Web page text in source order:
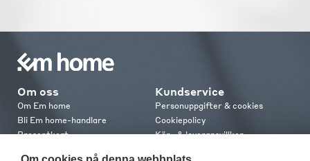
Om oss
Om Em home
Bli Em home-handlare
Presentkort
Kundservice
Personuppgifter & cookies
Cookiepolicy
Köp- & leveransvillkor